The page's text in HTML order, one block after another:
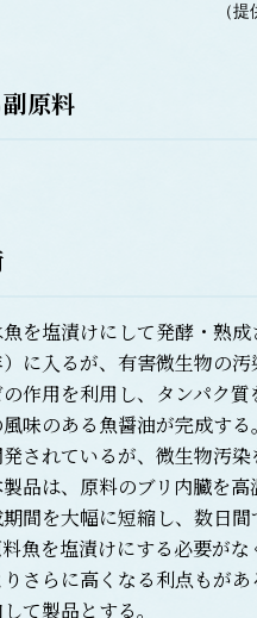
（
原料
を塩漬けにして発酵・熟
）に入るが、有害微生物の
作用を利用し、タンパク
味のある魚醤油が完成す
されているが、微生物汚
品は、原料のブリ内臓を
期間を大幅に短縮し、数日
魚を塩漬けにする必要が
さらに高くなる利点もが
て製品とする。